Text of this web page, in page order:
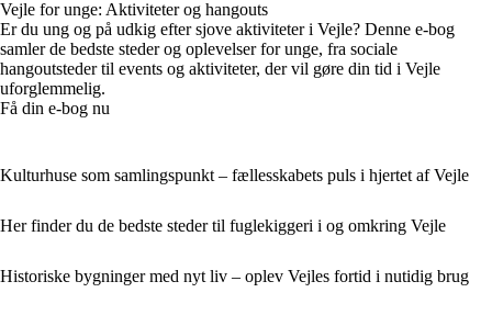
Vejle for unge: Aktiviteter og hangouts
Er du ung og på udkig efter sjove aktiviteter i Vejle? Denne e-bog
samler de bedste steder og oplevelser for unge, fra sociale
hangoutsteder til events og aktiviteter, der vil gøre din tid i Vejle
uforglemmelig.
Få din e-bog nu
Kulturhuse som samlingspunkt – fællesskabets puls i hjertet af Vejle
Her finder du de bedste steder til fuglekiggeri i og omkring Vejle
Historiske bygninger med nyt liv – oplev Vejles fortid i nutidig brug